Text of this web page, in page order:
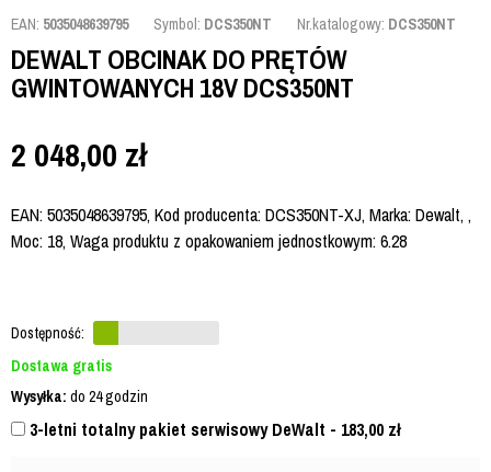
EAN: 5035048639795 Symbol: DCS350NT Nr.katalogowy: DCS350NT
DEWALT OBCINAK DO PRĘTÓW
GWINTOWANYCH 18V DCS350NT
2 048,00 zł
EAN: 5035048639795, Kod producenta: DCS350NT-XJ, Marka: Dewalt, ,
Moc: 18, Waga produktu z opakowaniem jednostkowym: 6.28
Dostępność:
Dostawa gratis
Wysyłka: do 24 godzin
3-letni totalny pakiet serwisowy DeWalt - 183,00 zł